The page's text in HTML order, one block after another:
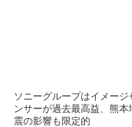
ソニーグループはイメージ
ンサーが過去最高益、熊本
震の影響も限定的